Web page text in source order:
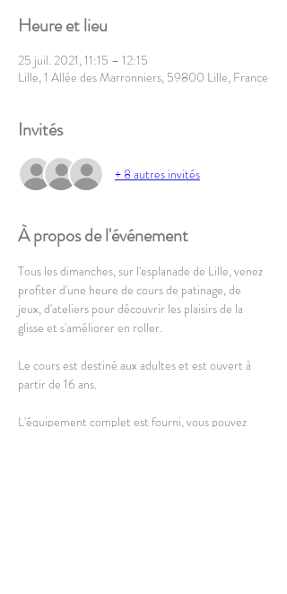
Heure et lieu
25 juil. 2021, 11:15 – 12:15
Lille, 1 Allée des Marronniers, 59800 Lille, France
Invités
+ 8 autres invités
À propos de l'événement
Tous les dimanches, sur l'esplanade de Lille, venez
profiter d'une heure de cours de patinage, de
jeux, d'ateliers pour découvrir les plaisirs de la
glisse et s'améliorer en roller.
Le cours est destiné aux adultes et est ouvert à
partir de 16 ans.
L'équipement complet est fourni, vous pouvez